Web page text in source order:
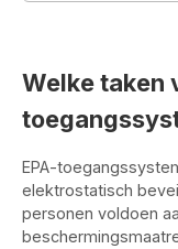
Welke taken
EPA-
elektrostatisch
personen voldoen